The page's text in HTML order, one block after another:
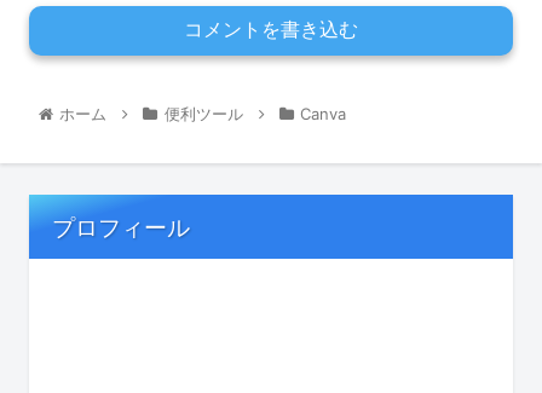
コメントを書き込む
ホーム 便利ツール Canva
プロフィール